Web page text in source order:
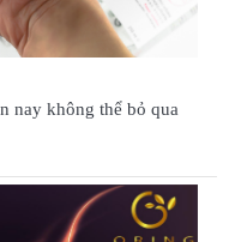
nay không thể bỏ qua